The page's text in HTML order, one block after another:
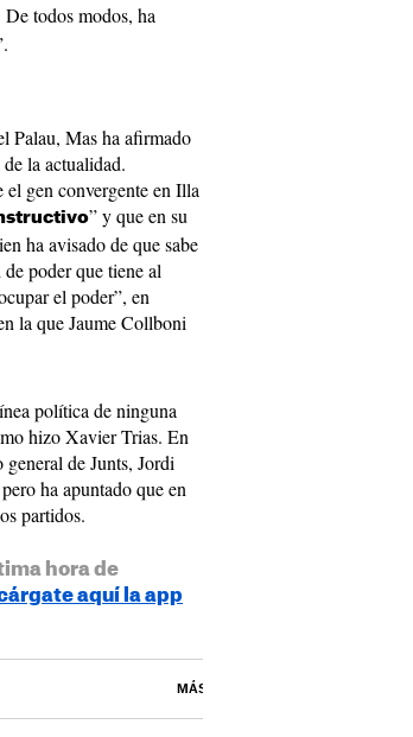
todos modos, ha
Palau, Mas ha afirmado
la actualidad.
gen convergente en Illa
” y que en su
ha avisado de que sabe
poder que tiene al
el poder”, en
la que Jaume Collboni
política de ninguna
hizo Xavier Trias. En
de Junts, Jordi
ha apuntado que en
partidos.
hora de
aquí la app
MÁS